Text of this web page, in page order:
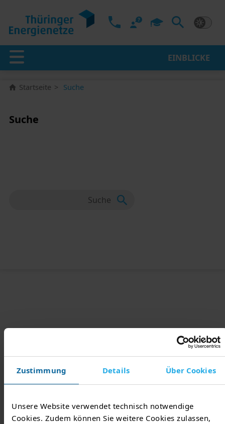
Zustimmung Details Über Cookies
Unsere Website verwendet technisch notwendige
Cookies. Zudem können Sie weitere Cookies zulassen,
EINBLICKE
Startseite Suche
Suche